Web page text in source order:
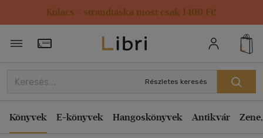
Kulacs / strandtáska most csak 1499 Ft!
Törzsvásárlói Kártya adatai
Részletes keresés
Könyvek E-könyvek Hangoskönyvek Antikvár